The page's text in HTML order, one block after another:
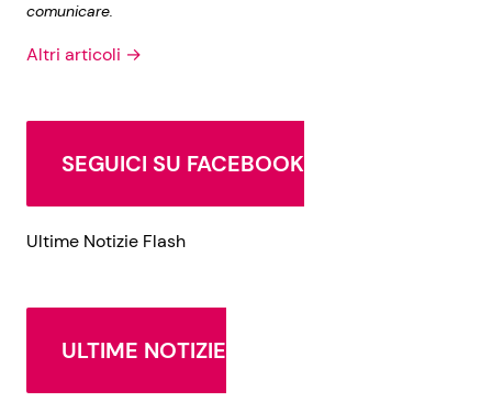
comunicare.
Altri articoli →
SEGUICI SU FACEBOOK
Ultime Notizie Flash
ULTIME NOTIZIE